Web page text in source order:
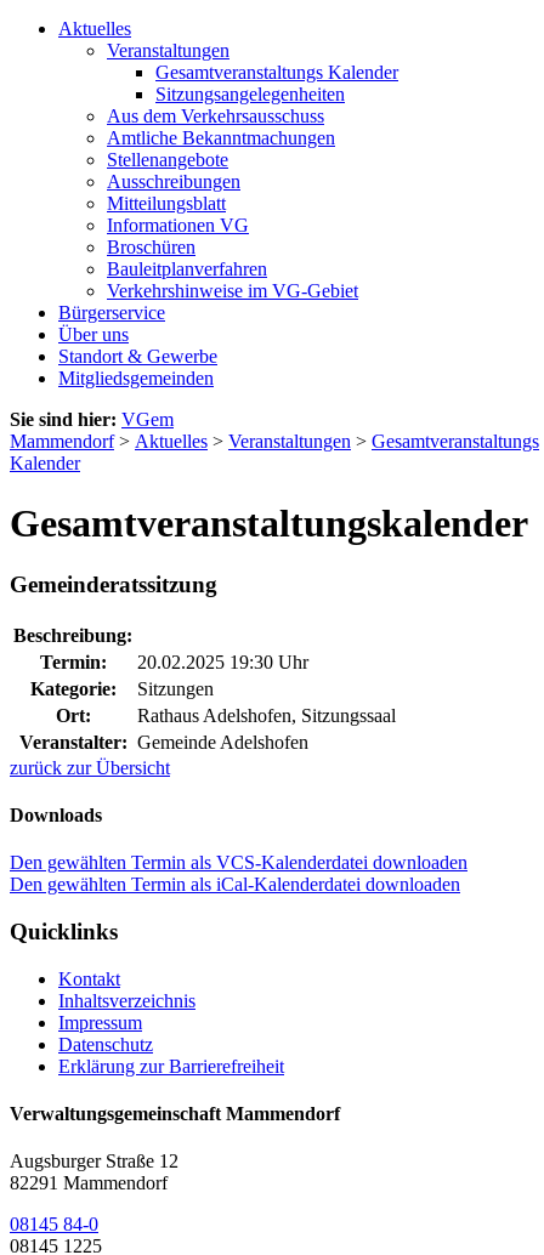
Aktuelles
Veranstaltungen
Gesamtveranstaltungs Kalender
Sitzungsangelegenheiten
Aus dem Verkehrsausschuss
Amtliche Bekanntmachungen
Stellenangebote
Ausschreibungen
Mitteilungsblatt
Informationen VG
Broschüren
Bauleitplanverfahren
Verkehrshinweise im VG-Gebiet
Bürgerservice
Über uns
Standort & Gewerbe
Mitgliedsgemeinden
Sie sind hier: VGem
Mammendorf> Aktuelles > Veranstaltungen > Gesamtveranstaltungs
Kalender
Gesamtveranstaltungskalender
Gemeinderatssitzung
Beschreibung:
Termin:
20.02.2025 19:30 Uhr
Kategorie:
Sitzungen
Ort:
Rathaus Adelshofen, Sitzungssaal
Veranstalter: Gemeinde Adelshofen
zurück zur Übersicht
Downloads
Den gewählten Termin als VCS-Kalenderdatei downloaden
Den gewählten Termin als iCal-Kalenderdatei downloaden
Quicklinks
Kontakt
Inhaltsverzeichnis
Impressum
Datenschutz
Erklärung zur Barrierefreiheit
Verwaltungsgemeinschaft Mammendorf
Augsburger Straße 12
82291 Mammendorf
08145 84-0
08145 1225